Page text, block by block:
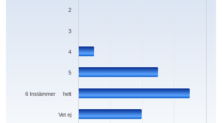
Vet ej
6 Instämmer helt
5
4
3
2